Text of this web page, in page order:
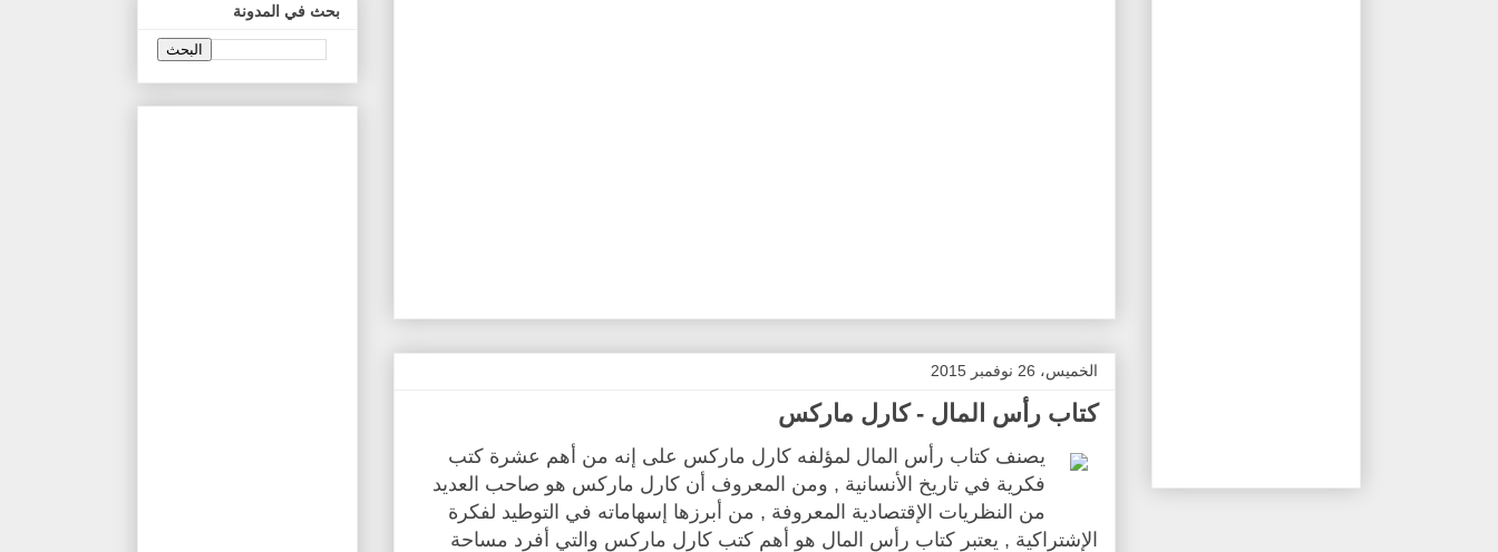
الخميس، 26 نوفمبر 2015
كتاب رأس المال - كارل ماركس
يصنف كتاب رأس المال لمؤلفه كارل ماركس على إنه من أهم عشرة كتب
فكرية في تاريخ الأنسانية , ومن المعروف أن كارل ماركس هو صاحب العديد
من النظريات الإقتصادية المعروفة , من أبرزها إسهاماته في التوطيد لفكرة
الإشتراكية , يعتبر كتاب رأس المال هو أهم كتب كارل ماركس والتي أفرد مساحة
بحث في المدونة